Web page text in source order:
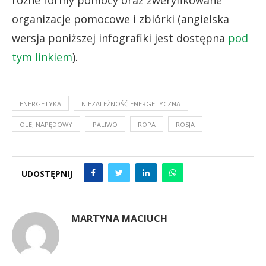
organizacje pomocowe i zbiórki (angielska
wersja poniższej infografiki jest dostępna pod
tym linkiem).
ENERGETYKA NIEZALEŻNOŚĆ ENERGETYCZNA
OLEJ NAPĘDOWY PALIWO ROPA ROSJA
UDOSTĘPNIJ
MARTYNA MACIUCH